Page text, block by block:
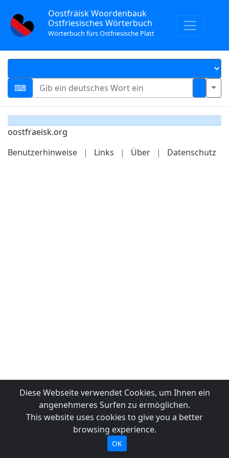
Oostfräisk Woordenbauk
Ostfriesisches Wörterbuch
Wörterbuch fürs Ostfriesische Platt
oostfraeisk.org
Benutzerhinweise
| Links | Über | Datenschutz
Diese Webseite verwendet Cookies, um Ihnen ein
angenehmeres Surfen zu ermöglichen.
This website uses cookies to give you a better
browsing experience.
OK